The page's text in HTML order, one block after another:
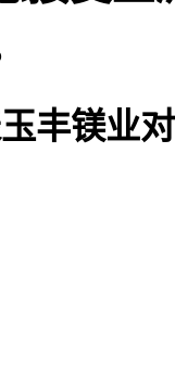
丰镁业